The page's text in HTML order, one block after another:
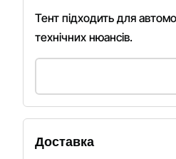
Тент підходить для
технічних нюансів.
Доставка